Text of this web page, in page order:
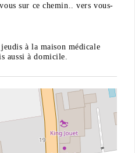
sur ce chemin.. vers vous-
à la maison médicale
aussi à domicile.